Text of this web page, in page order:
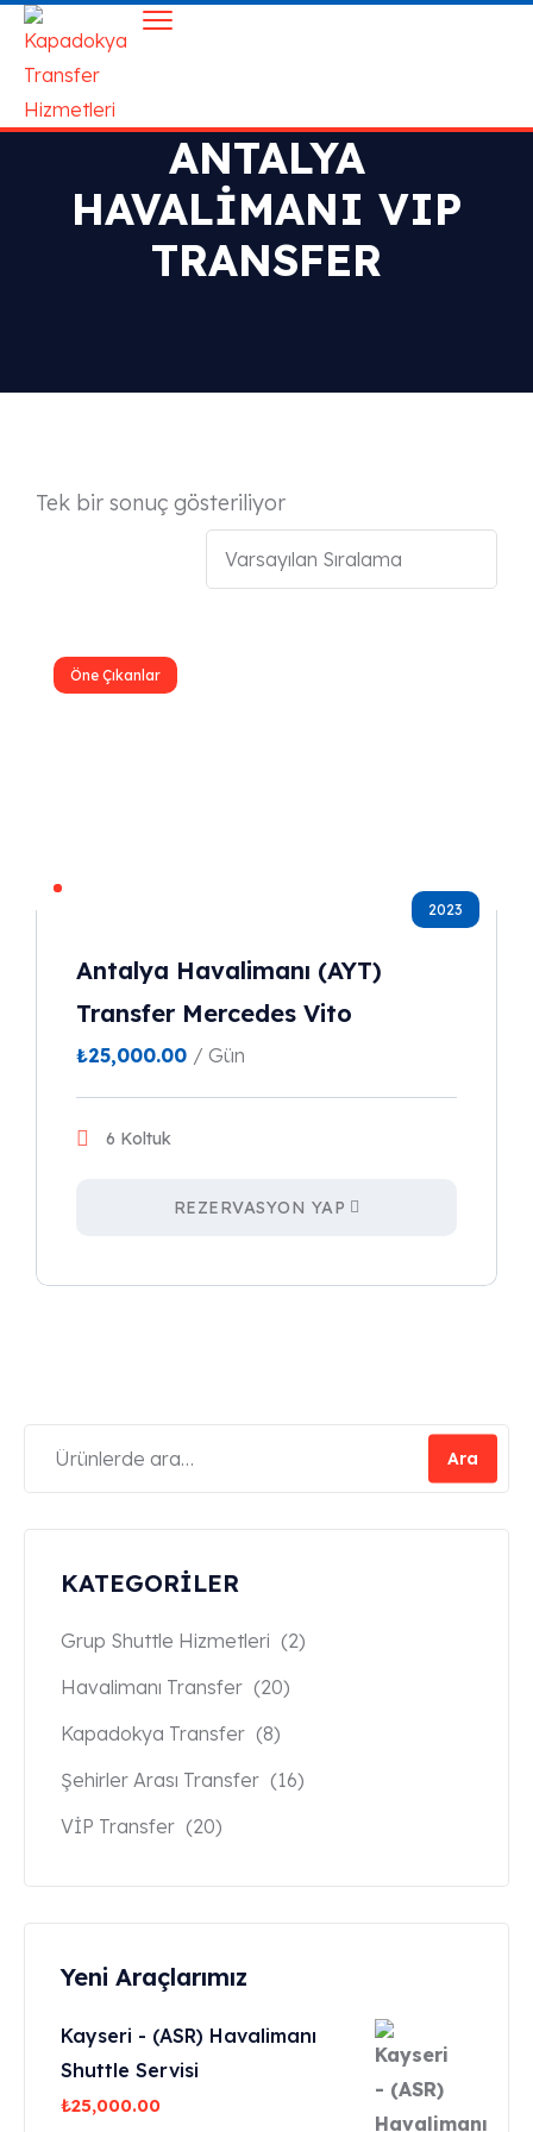
ANTALYA
HAVALIMANI VIP
TRANSFER
Tek bir sonuç gösteriliyor
Öne Çıkanlar
2023
Antalya Havalimanı (AYT)
Transfer Mercedes Vito
₺25,000.00 / Gün
6 Koltuk
REZERVASYON YAP
Ara
KATEGORİLER
Grup Shuttle Hizmetleri (2)
Havalimanı Transfer (20)
Kapadokya Transfer (8)
Şehirler Arası Transfer (16)
VİP Transfer (20)
Yeni Araçlarımız
Kayseri - (ASR) Havalimanı
Shuttle Servisi
₺25,000.00